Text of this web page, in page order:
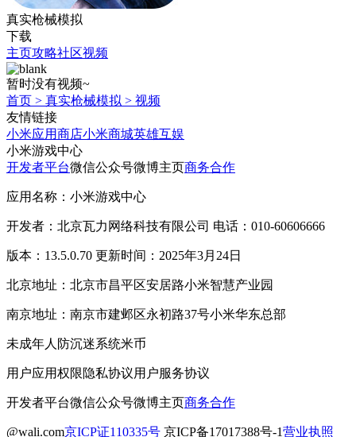
真实枪械模拟
下载
主页攻略社区视频
暂时没有视频~
首页 > 真实枪械模拟 > 视频
友情链接
小米应用商店小米商城英雄互娱
小米游戏中心
开发者平台微信公众号微博主页商务合作
应用名称：小米游戏中心
开发者：北京瓦力网络科技有限公司 电话：010-60606666
版本：13.5.0.70 更新时间：2025年3月24日
北京地址：北京市昌平区安居路小米智慧产业园
南京地址：南京市建邺区永初路37号小米华东总部
未成年人防沉迷系统米币
用户应用权限隐私协议用户服务协议
开发者平台微信公众号微博主页商务合作
@wali.com京ICP证110335号 京ICP备17017388号-1营业执照